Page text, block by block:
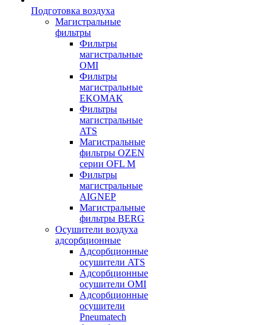
Подготовка воздуха
Магистральные
фильтры
Фильтры
магистральные
OMI
Фильтры
магистральные
EKOMAK
Фильтры
магистральные
ATS
Магистральные
фильтры OZEN
серии OFL M
Фильтры
магистральные
AIGNEP
Магистральные
фильтры BERG
Осушители воздуха
адсорбционные
Адсорбционные
осушители ATS
Адсорбционные
осушители OMI
Адсорбционные
осушители
Pneumatech